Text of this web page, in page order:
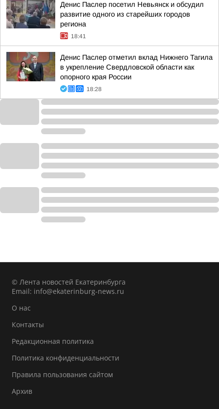
Денис Паслер посетил Невьянск и обсудил
развитие одного из старейших городов
региона
18:41
Денис Паслер отметил вклад Нижнего Тагила
в укрепление Свердловской области как
опорного края России
18:28
© Лента новостей Екатеринбурга
Email: info@ekaterinburg-news.ru
О нас
Контакты
Редакционная политика
Политика конфиденциальности
Правила пользования сайтом
Архив